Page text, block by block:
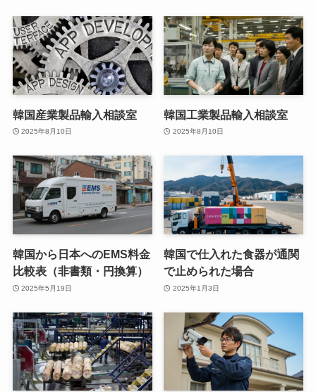
韓国産業製品輸入相談室
2025年8月10日
韓国工業製品輸入相談室
2025年8月10日
韓国から日本へのEMS料金
比較表（非書類・円換算）
2025年5月19日
韓国で仕入れた食器が通関
で止められた場合
2025年1月3日